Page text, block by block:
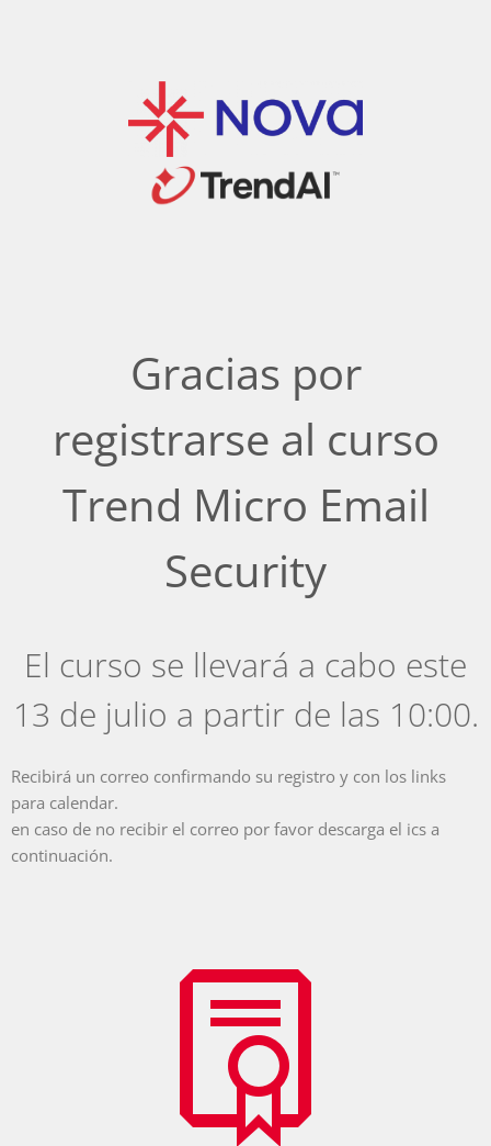
Gracias por
registrarse al curso
Trend Micro Email
Security
El curso se llevará a cabo este
13 de julio a partir de las 10:00.
Recibirá un correo confirmando su registro y con los links
para calendar.
en caso de no recibir el correo por favor descarga el ics a
continuación.